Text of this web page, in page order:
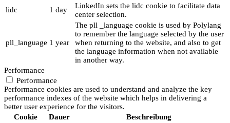
lidc
1 day
LinkedIn sets the lidc cookie to facilitate data
center selection.
pll_language 1 year
The pll _language cookie is used by Polylang
to remember the language selected by the user
when returning to the website, and also to get
the language information when not available
in another way.
Performance
Performance
Performance cookies are used to understand and analyze the key
performance indexes of the website which helps in delivering a
better user experience for the visitors.
Cookie
Dauer Beschreibung